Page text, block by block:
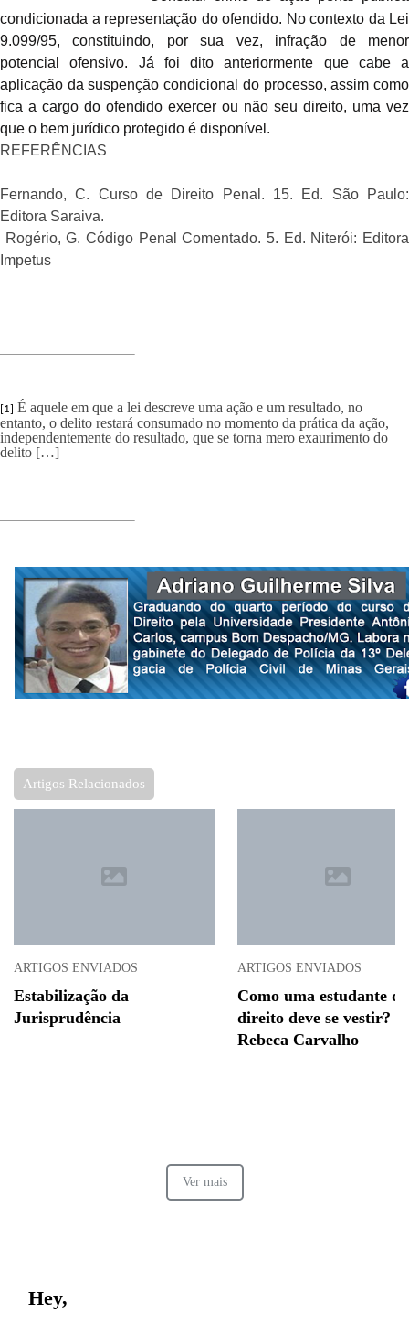
condicionada a representação do ofendido. No contexto da Lei
9.099/95, constituindo, por sua vez, infração de menor
potencial ofensivo. Já foi dito anteriormente que cabe a
aplicação da suspenção condicional do processo, assim como
fica a cargo do ofendido exercer ou não seu direito, uma vez
que o bem jurídico protegido é disponível.
REFERÊNCIAS
Fernando, C. Curso de Direito Penal . 15. Ed. São Paulo:
Editora Saraiva.
Rogério, G. Código Penal Comentado. 5. Ed. Niterói: Editora
Impetus
[1]
É aquele em que a lei descreve uma ação e um resultado, no
entanto, o delito restará consumado no momento da prática da ação,
independentemente do resultado, que se torna mero exaurimento do
delito […]
Artigos Relacionados
ARTIGOS ENVIADOS
Estabilização da
Jurisprudência
ARTIGOS ENVIADOS
Como uma estudante de
direito deve se vestir?
Rebeca Carvalho
Ver mais
Hey,